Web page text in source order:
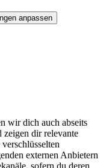
anpassen
wir dich auch abseits
zeigen dir relevante
externen Anbietern
sofern du deren